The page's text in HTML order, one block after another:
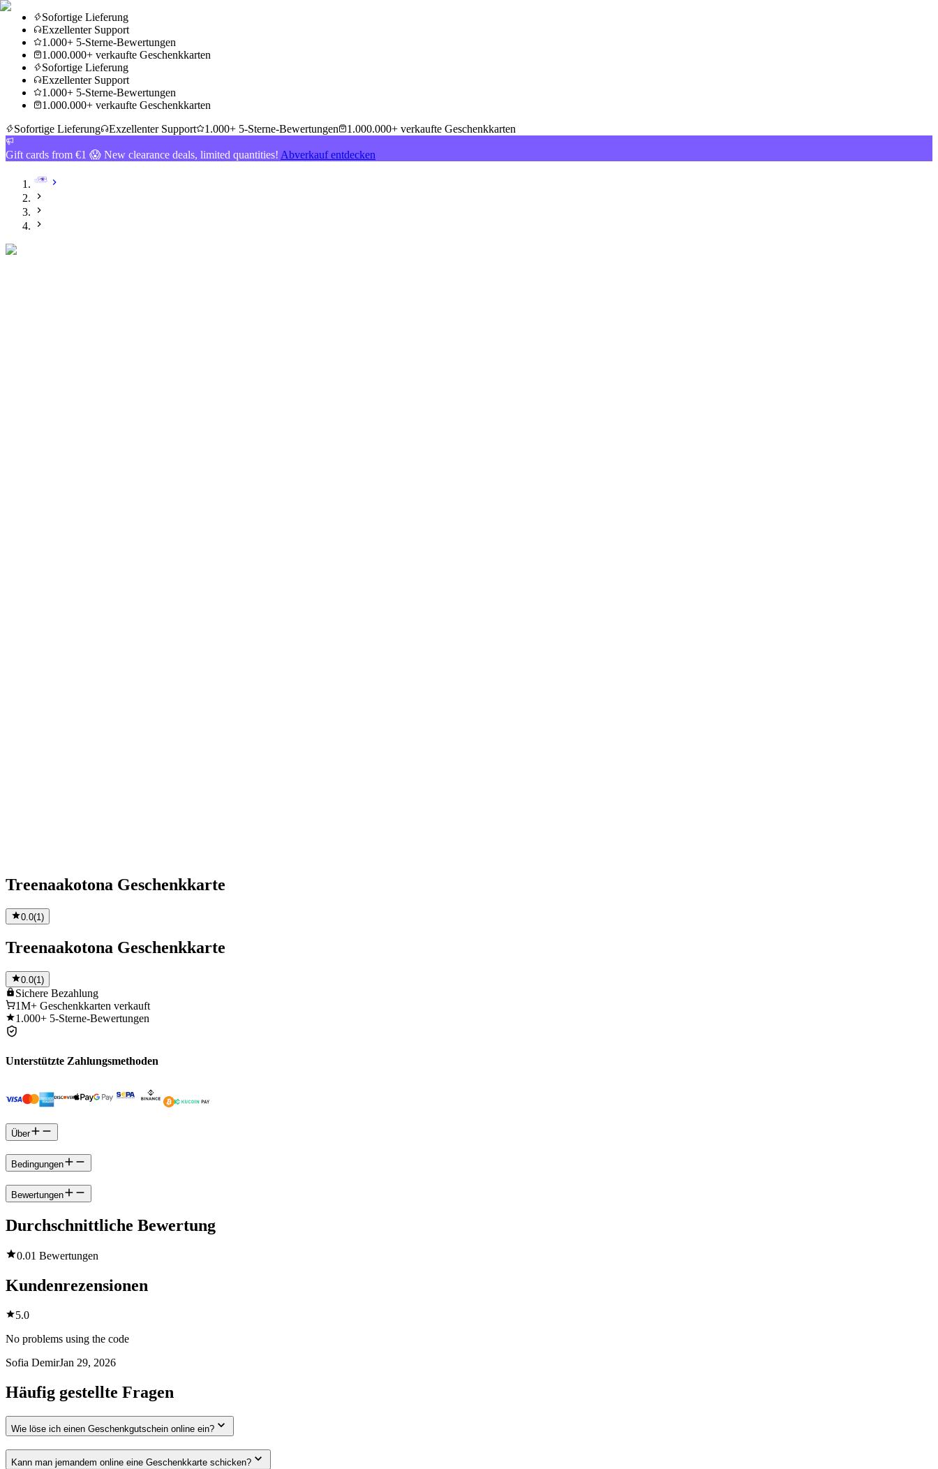
Sofortige Lieferung
Exzellenter Support
1.000+ 5-Sterne-Bewertungen
1.000.000+ verkaufte Geschenkkarten
Sofortige Lieferung
Exzellenter Support
1.000+ 5-Sterne-Bewertungen
1.000.000+ verkaufte Geschenkkarten
Sofortige Lieferung
Exzellenter Support 1.000+ 5-Sterne-Bewertungen 1.000.000+ verkaufte Geschenkkarten
Gift cards from €1 😱 New clearance deals, limited quantities! Abverkauf entdecken
Treenaakotona Geschenkkarte
0.0(1)
Treenaakotona Geschenkkarte
0.0(1 )
Sichere Bezahlung
1M+ Geschenkkarten verkauft
1.000+ 5-Sterne-Bewertungen
Unterstützte Zahlungsmethoden
Über
Bedingungen
Bewertungen
Durchschnittliche Bewertung
0.01 Bewertungen
Kundenrezensionen
5.0
No problems using the code
Sofia DemirJan 29, 2026
Häufig gestellte Fragen
Wie löse ich einen Geschenkgutschein online ein?
Kann man jemandem online eine Geschenkkarte schicken?